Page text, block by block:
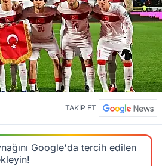
TAKİP ET
Google'da tercih edilen